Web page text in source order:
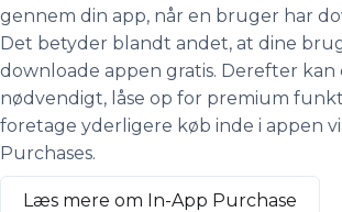
gennem din app, når en bruger har
Det betyder blandt andet, at dine
downloade appen gratis. Derefter kan
nødvendigt, låse op for premium
foretage yderligere køb inde i appen
Purchases.
Læs mere om In-App Purchase